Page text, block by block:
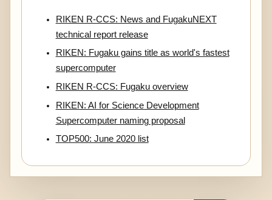
RIKEN R-CCS: News and FugakuNEXT
technical report release
RIKEN: Fugaku gains title as world's fastest
supercomputer
RIKEN R-CCS: Fugaku overview
RIKEN: AI for Science Development
Supercomputer naming proposal
TOP500: June 2020 list